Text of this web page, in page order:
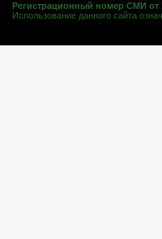
Регистрационный номер СМИ от
Использование данного сайта